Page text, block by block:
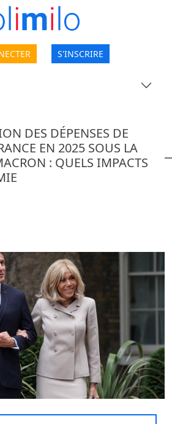
S'INSCRIRE
DES DÉPENSES DE
EN 2025 SOUS LA
: QUELS IMPACTS